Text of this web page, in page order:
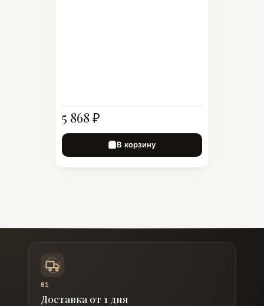
5 868 ₽
В корзину
01
Доставка от 1 дня